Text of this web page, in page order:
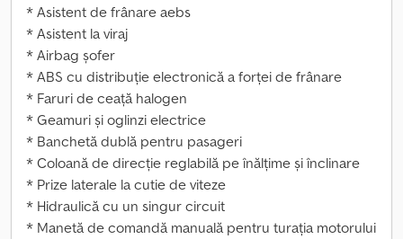
* Asistent de frânare aebs
* Asistent la viraj
* Airbag șofer
* ABS cu distribuție electronică a forței de frânare
* Faruri de ceață halogen
* Geamuri și oglinzi electrice
* Banchetă dublă pentru pasageri
* Coloană de direcție reglabilă pe înălțime și înclinare
* Prize laterale la cutie de viteze
* Hidraulică cu un singur circuit
* Manetă de comandă manuală pentru turația motorului